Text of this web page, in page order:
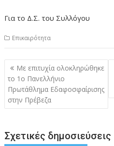
Για το Δ.Σ. του Συλλόγου
Επικαιρότητα
Πλοήγηση
άρθρων
Με επιτυχία ολοκληρώθηκε
το 1ο Πανελλήνιο
Πρωτάθλημα Εδαφοσφαίρισης
στην Πρέβεζα
Σχετικές δημοσιεύσεις